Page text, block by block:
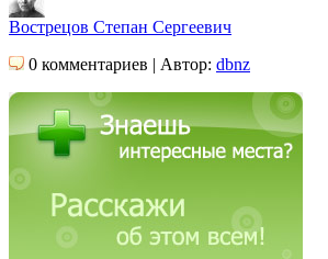
Вострецов Степан Сергеевич
0 комментариев | Автор: dbnz